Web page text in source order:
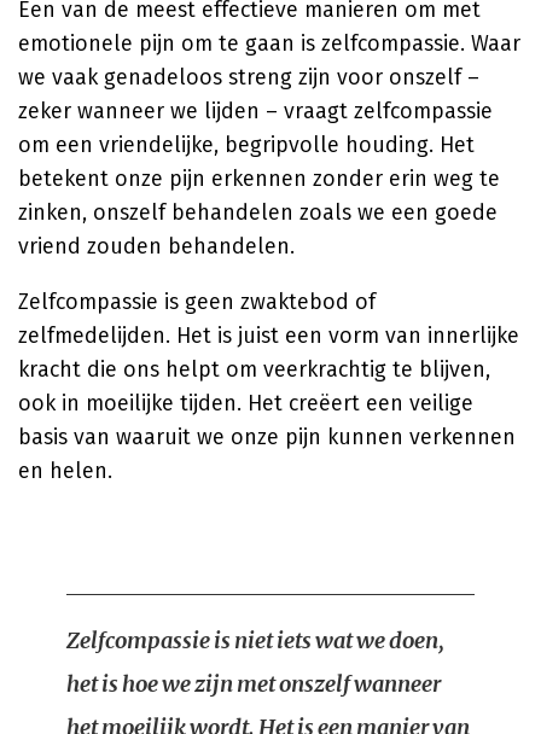
Een van de meest effectieve manieren om met
emotionele pijn om te gaan is zelfcompassie. Waar
we vaak genadeloos streng zijn voor onszelf –
zeker wanneer we lijden – vraagt zelfcompassie
om een vriendelijke, begripvolle houding. Het
betekent onze pijn erkennen zonder erin weg te
zinken, onszelf behandelen zoals we een goede
vriend zouden behandelen.
Zelfcompassie is geen zwaktebod of
zelfmedelijden. Het is juist een vorm van innerlijke
kracht die ons helpt om veerkrachtig te blijven,
ook in moeilijke tijden. Het creëert een veilige
basis van waaruit we onze pijn kunnen verkennen
en helen.
Zelfcompassie is niet iets wat we doen,
het is hoe we zijn met onszelf wanneer
het moeilijk wordt. Het is een manier van